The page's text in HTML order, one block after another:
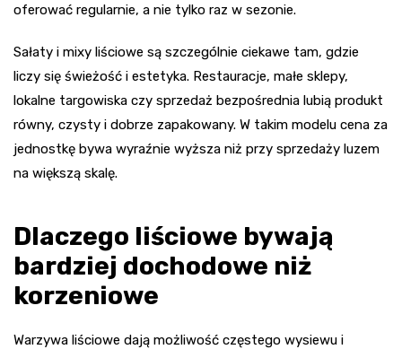
oferować regularnie, a nie tylko raz w sezonie.
Sałaty i mixy liściowe są szczególnie ciekawe tam, gdzie
liczy się świeżość i estetyka. Restauracje, małe sklepy,
lokalne targowiska czy sprzedaż bezpośrednia lubią produkt
równy, czysty i dobrze zapakowany. W takim modelu cena za
jednostkę bywa wyraźnie wyższa niż przy sprzedaży luzem
na większą skalę.
Dlaczego liściowe bywają
bardziej dochodowe niż
korzeniowe
Warzywa liściowe dają możliwość częstego wysiewu i